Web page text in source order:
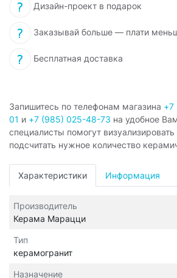
Дизайн-проект в подарок
Заказывай больше — плати
Бесплатная доставка
Запишитесь по телефонам магазина +7
01 и +7 (985) 025-48-73 на удобное
специалисты помогут
подсчитать нужное количество
Характеристики Информация
Производитель
Керама Марацци
Тип
керамогранит
Назначение